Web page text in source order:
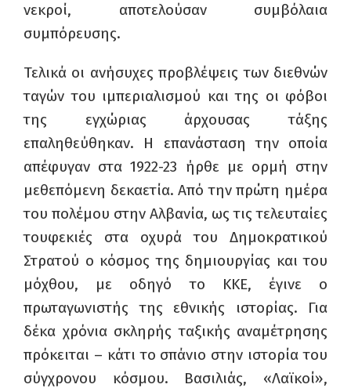
νεκροί, αποτελούσαν συμβόλαια
συμπόρευσης.
Τελικά οι ανήσυχες προβλέψεις των διεθνών
ταγών του ιμπεριαλισμού και της οι φόβοι
της εγχώριας άρχουσας τάξης
επαληθεύθηκαν. Η επανάσταση την οποία
απέφυγαν στα 1922-23 ήρθε με ορμή στην
μεθεπόμενη δεκαετία. Από την πρώτη ημέρα
του πολέμου στην Αλβανία, ως τις τελευταίες
τουφεκιές στα οχυρά του Δημοκρατικού
Στρατού ο κόσμος της δημιουργίας και του
μόχθου, με οδηγό το ΚΚΕ, έγινε ο
πρωταγωνιστής της εθνικής ιστορίας. Για
δέκα χρόνια σκληρής ταξικής αναμέτρησης
πρόκειται – κάτι το σπάνιο στην ιστορία του
σύγχρονου κόσμου. Βασιλιάς, «Λαϊκοί»,